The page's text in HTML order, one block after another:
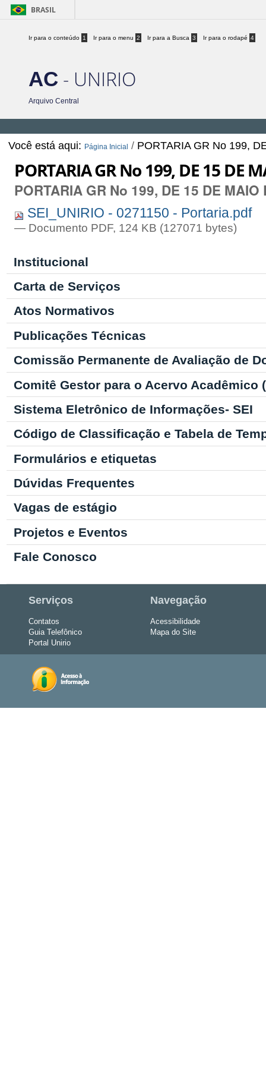
BRASIL
Ir para o conteúdo 1 Ir para o menu 2 Ir para a Busca 3 Ir para o rodapé 4
AC - UNIRIO
Arquivo Central
Você está aqui: Página Inicial / PORTARIA GR No 199,
PORTARIA GR No 199, DE 15 DE
PORTARIA GR No 199, DE 15 DE MAIO
SEI_UNIRIO - 0271150 - Portaria.pdf
— Documento PDF, 124 KB (127071 bytes)
Institucional
Carta de Serviços
Atos Normativos
Publicações Técnicas
Comissão Permanente de Avaliação de
Comitê Gestor para o Acervo Acadêmico
Sistema Eletrônico de Informações- SEI
Código de Classificação e Tabela de
Formulários e etiquetas
Dúvidas Frequentes
Vagas de estágio
Projetos e Eventos
Fale Conosco
Serviços
Contatos
Guia Telefônico
Portal Unirio
Navegação
Acessibilidade
Mapa do Site